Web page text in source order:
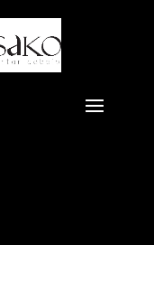
seu